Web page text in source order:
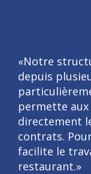
«Notre
depuis
permette
directement
contrats.
facilite le
restaurant.»